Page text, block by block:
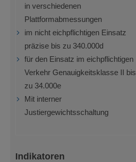
in verschiedenen
Plattformabmessungen
im nicht eichpflichtigen Einsatz
präzise bis zu 340.000d
für den Einsatz im eichpflichtigen
Verkehr Genauigkeitsklasse II bis
zu 34.000e
Mit interner
Justiergewichtsschaltung
Indikatoren